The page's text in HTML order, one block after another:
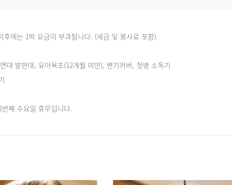
에는 1박 요금이 부과됩니다. (세금 및 봉사료 포함)
대 발판대, 유아욕조(12개월 미만), 변기커버, 젓병 소독기
째 수요일 휴무입니다.